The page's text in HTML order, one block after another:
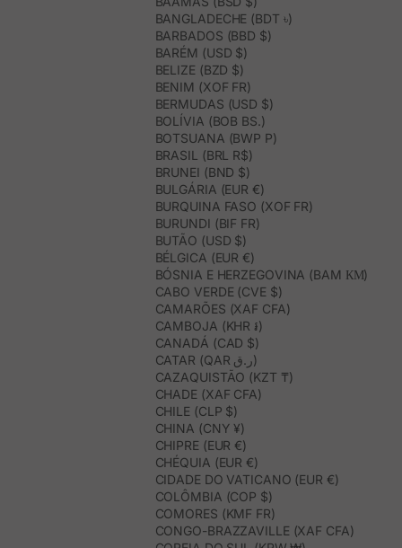
BANGLADECHE (BDT ৳)
BARBADOS (BBD $)
BARÉM (USD $)
BELIZE (BZD $)
BENIM (XOF FR)
BERMUDAS (USD $)
BOLÍVIA (BOB BS.)
BOTSUANA (BWP P)
BRASIL (BRL R$)
BRUNEI (BND $)
BULGÁRIA (EUR €)
BURQUINA FASO (XOF FR)
BURUNDI (BIF FR)
BUTÃO (USD $)
BÉLGICA (EUR €)
BÓSNIA E HERZEGOVINA (BAM КМ)
CABO VERDE (CVE $)
CAMARÕES (XAF CFA)
CAMBOJA (KHR ៛)
CANADÁ (CAD $)
CATAR (QAR ر.ق)
CAZAQUISTÃO (KZT ₸)
CHADE (XAF CFA)
CHILE (CLP $)
CHINA (CNY ¥)
CHIPRE (EUR €)
CHÉQUIA (EUR €)
CIDADE DO VATICANO (EUR €)
COLÔMBIA (COP $)
COMORES (KMF FR)
CONGO-BRAZZAVILLE (XAF CFA)